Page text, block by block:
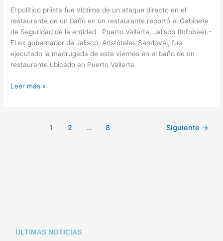
El político priista fue víctima de un ataque directo en el
restaurante de un baño en un restaurante reportó el Gabinete
de Seguridad de la entidad Puerto Vallarta, Jalisco (Infobae).-
El ex gobernador de Jalisco, Aristóteles Sandoval, fue
ejecutado la madrugada de este viernes en el baño de un
restaurante ubicado en Puerto Vallarta.
de
Jalisco,
en
Vallarta
Leer más »
1 2 … 8 Siguiente →
ULTIMAS NOTICIAS